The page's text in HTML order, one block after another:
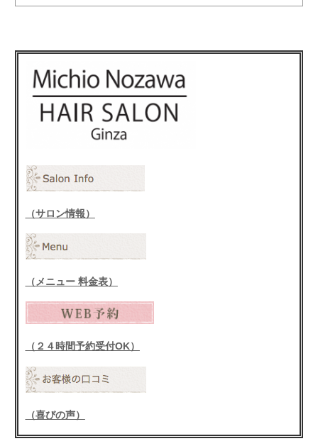
（サロン情報）
（メニュー 料金表）
（２４時間予約受付OK）
（喜びの声）